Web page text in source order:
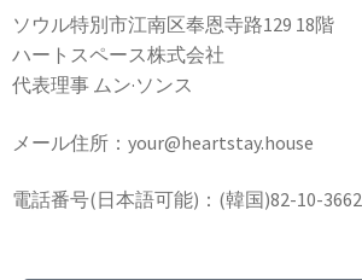
ソウル特別市江南区奉恩寺路129 18階
ハートスペース株式会社
代表理事 ムン·ソンス
メール住所：your@heartstay.house
電話番号(日本語可能)：(韓国)82-10-